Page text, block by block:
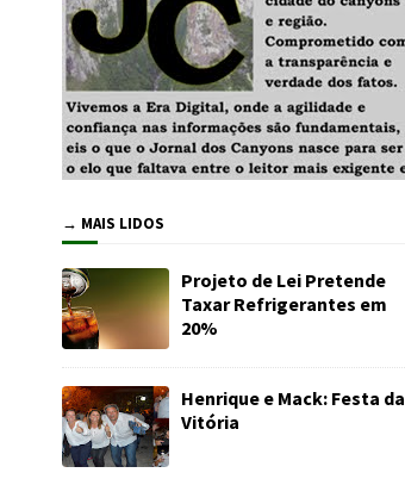
→ MAIS LIDOS
Projeto de Lei Pretende
Taxar Refrigerantes em
20%
Henrique e Mack: Festa da
Vitória